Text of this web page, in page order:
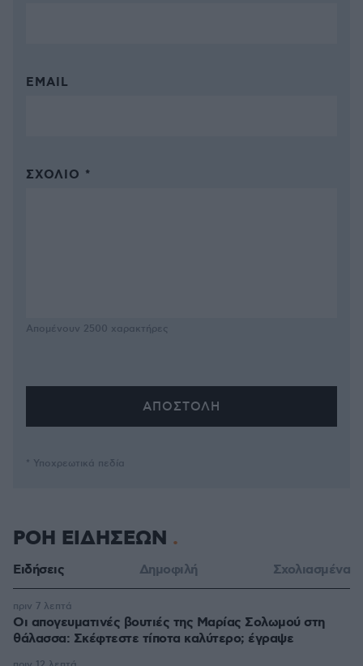
EMAIL
ΣΧΌΛΙΟ *
Απομένουν 2500 χαρακτήρες
* Υποχρεωτικά πεδία
ΡΟΗ ΕΙΔΗΣΕΩΝ
Ειδήσεις Δημοφιλή Σχολιασμένα
Οι απογευματινές βουτιές της Μαρίας Σολωμού στη
θάλασσα: Σκέφτεστε τίποτα καλύτερο; έγραψε
πριν 7 λεπτά